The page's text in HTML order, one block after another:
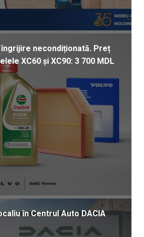
necondiționată. Preț
XC60 și XC90: 3 700 MDL
în Centrul Auto DACIA